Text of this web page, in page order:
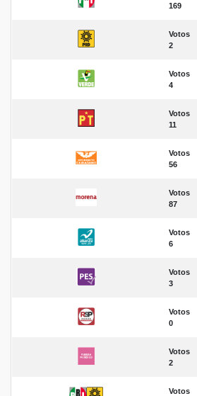
169
Votos
2
Votos
4
Votos
11
Votos
56
Votos
87
Votos
6
Votos
3
Votos
0
Votos
2
Votos